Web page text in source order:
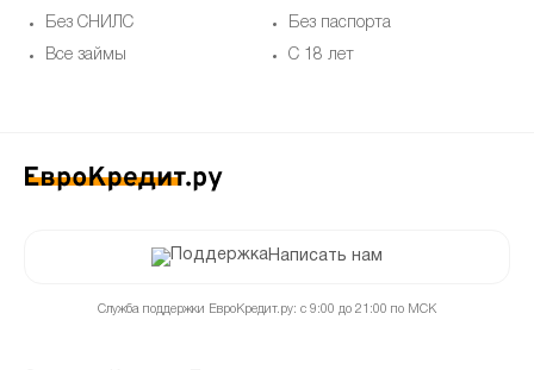
Без СНИЛС
Все займы
Без паспорта
С 18 лет
Написать нам
Служба поддержки ЕвроКредит.ру: с 9:00 до 21:00 по МСК